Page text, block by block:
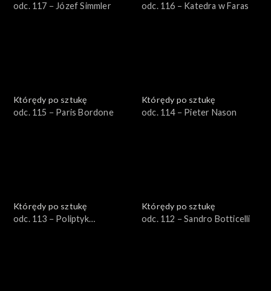
odc. 117 − Józef Simmler
odc. 116 – Katedra w Faras
Którędy po sztukę
odc. 115 − Paris Bordone
Którędy po sztukę
odc. 114 − Pieter Nason
Którędy po sztukę
odc. 113 − Poliptyk
Którędy po sztukę
odc. 112 − Sandro Botticelli